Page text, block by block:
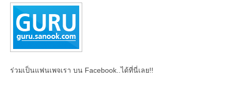
ร่วมเป็นแฟนเพจเรา บน Facebook..ได้ที่นี่เลย!!